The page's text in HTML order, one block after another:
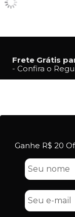
Frete Grátis
- Confira o
Ganhe R$ 20